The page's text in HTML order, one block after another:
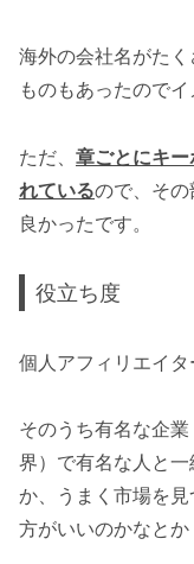
海外の会社名がた
ものもあったので
ただ、 章ごとにキ
れているので、そ
良かったです。
役立ち度
個人アフィリエイタ
そのうち有名な企
界）で有名な人と
か、うまく市場を
方がいいのかなとか